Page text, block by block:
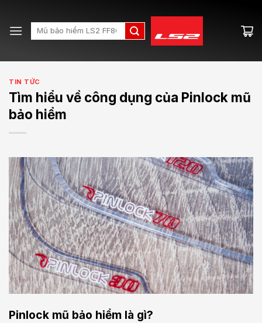
content
Search
for:
TIN TỨC
Tìm hiểu về công dụng của Pinlock mũ
bảo hiểm
Pinlock mũ bảo hiểm là gì?